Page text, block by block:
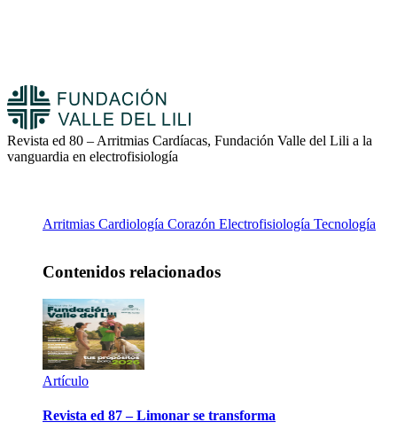
Revista ed 80 – Arritmias Cardíacas, Fundación Valle del Lili a la
vanguardia en electrofisiología
Arritmias Cardiología Corazón Electrofisiología Tecnología
Contenidos relacionados
Artículo
Revista ed 87 – Limonar se transforma